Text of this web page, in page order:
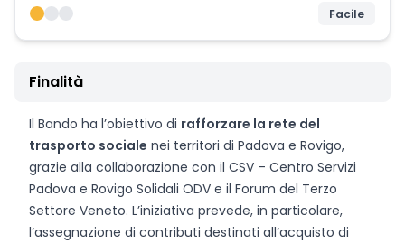
Facile
Finalità
Il Bando ha l’obiettivo di rafforzare la rete del
trasporto sociale nei territori di Padova e Rovigo,
grazie alla collaborazione con il CSV – Centro Servizi
Padova e Rovigo Solidali ODV e il Forum del Terzo
Settore Veneto. L’iniziativa prevede, in particolare,
l’assegnazione di contributi destinati all’acquisto di